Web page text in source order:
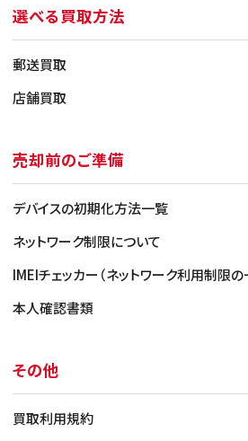
選べる買取方法
郵送買取
店舗買取
売却前のご準備
デバイスの初期化方法一覧
ネットワーク制限について
IMEIチェッカー（ネットワーク利用制限の
本人確認書類
その他
買取利用規約